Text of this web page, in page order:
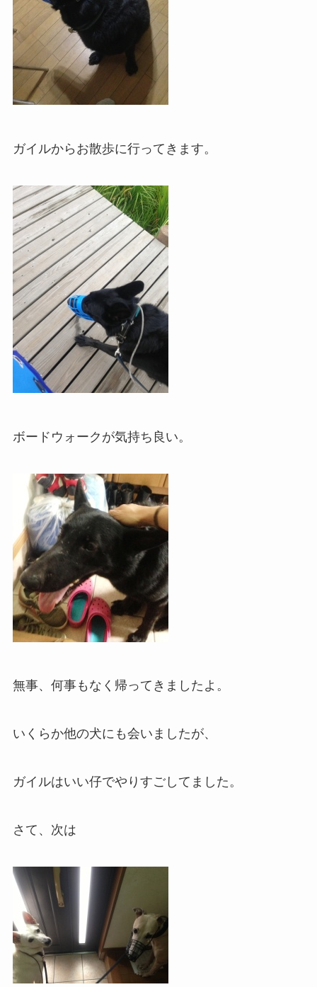
ガイルからお散歩に行ってきます。
ボードウォークが気持ち良い。
無事、何事もなく帰ってきましたよ。
いくらか他の犬にも会いましたが、
ガイルはいい仔でやりすごしてました。
さて、次は